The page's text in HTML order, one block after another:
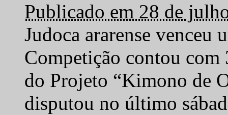
Publicado em 28 de
Judoca ararense venceu
Competição contou com
do Projeto “Kimono de
disputou no último